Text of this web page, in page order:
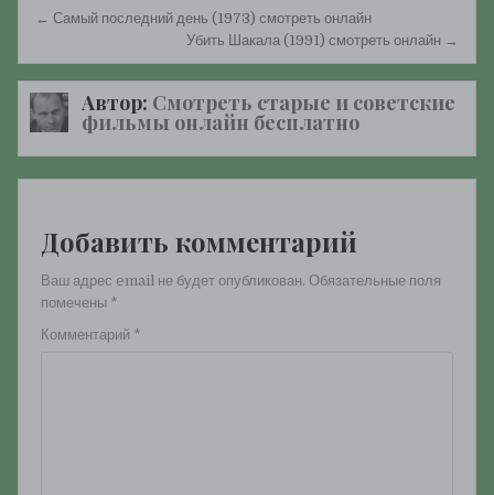
Навигация
записям
← Самый последний день (1973) смотреть онлайн
Убить Шакала (1991) смотреть онлайн →
Автор: Смотреть старые и советские
фильмы онлайн бесплатно
Добавить комментарий
Ваш адрес email не будет опубликован. Обязательные поля
помечены *
Комментарий *